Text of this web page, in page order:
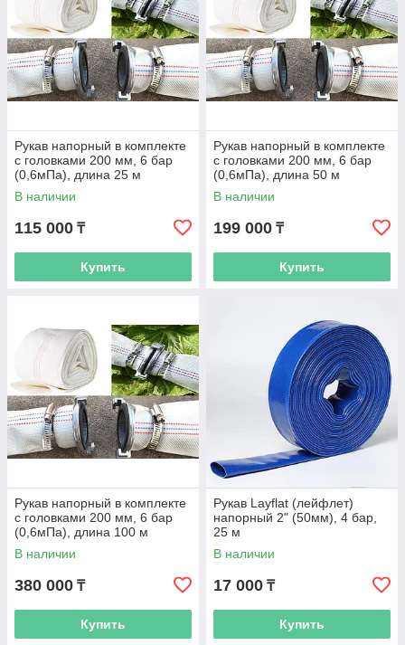
Рукав напорный в комплекте
с головками 200 мм, 6 бар
(0,6мПа), длина 25 м
В наличии
115 000 ₸
Купить
Рукав напорный в комплекте
с головками 200 мм, 6 бар
(0,6мПа), длина 50 м
В наличии
199 000 ₸
Купить
Рукав напорный в комплекте
с головками 200 мм, 6 бар
(0,6мПа), длина 100 м
В наличии
380 000 ₸
Купить
Рукав Layflat (лейфлет)
напорный 2" (50мм), 4 бар,
25 м
В наличии
17 000 ₸
Купить